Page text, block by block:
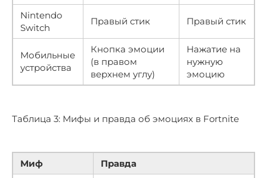
Nintendo
Switch
Правый стик Правый стик
Мобильные
устройства
Кнопка эмоции
(в правом
верхнем углу)
Нажатие на
нужную
эмоцию
Таблица 3: Мифы и правда об эмоциях в Fortnite
Миф
Правда